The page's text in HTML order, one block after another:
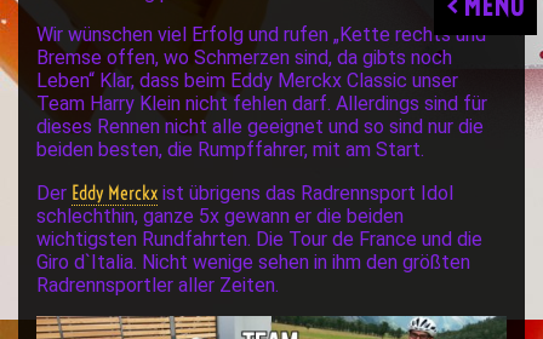
Wir wünschen viel Erfolg und rufen „Kette rechts und
Bremse offen, wo Schmerzen sind, da gibts noch
Leben“ Klar, dass beim Eddy Merckx Classic unser
Team Harry Klein nicht fehlen darf. Allerdings sind für
dieses Rennen nicht alle geeignet und so sind nur die
beiden besten, die Rumpffahrer, mit am Start.
Der Eddy Merckx ist übrigens das Radrennsport Idol
schlechthin, ganze 5x gewann er die beiden
wichtigsten Rundfahrten. Die Tour de France und die
Giro d`Italia. Nicht wenige sehen in ihm den größten
Radrennsportler aller Zeiten.